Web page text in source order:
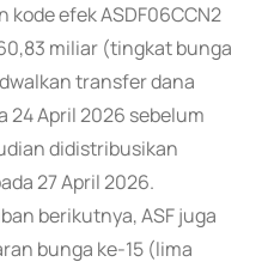
efek ASDF06CCN2
miliar (tingkat bunga
transfer dana
24 April 2026 sebelum
didistribusikan
27 April 2026.
berikutnya, ASF juga
bunga ke-15 (lima